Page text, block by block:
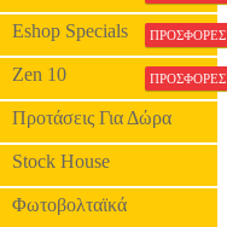
Eshop Specials ΠΡΟΣΦΟΡΕΣ
Zen 10 ΠΡΟΣΦΟΡΕΣ
Προτάσεις Για Δώρα
Stock House
Φωτοβολταϊκά